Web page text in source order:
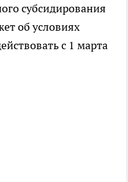
субсидирования
об условиях
с 1 марта